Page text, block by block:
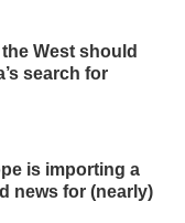
West should
search for
is importing a
news for (nearly)